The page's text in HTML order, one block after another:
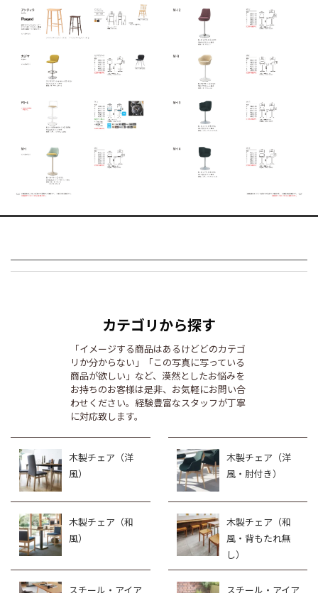
カテゴリから探す
「イメージする商品はあるけどどのカテゴ
リか分からない」「この写真に写っている
商品が欲しい」など、漠然としたお悩みを
お持ちのお客様は是非、お気軽にお問い合
わせください。経験豊富なスタッフが丁寧
に対応致します。
木製チェア（洋
風）
木製チェア（洋
風・肘付き）
木製チェア（和
風）
木製チェア（和
風・背もたれ無
し）
スチール・アイア スチール・アイア